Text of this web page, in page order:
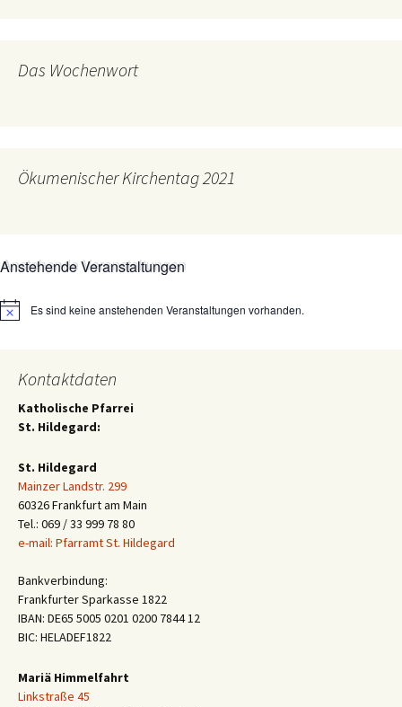
Das Wochenwort
Ökumenischer Kirchentag 2021
Anstehende Veranstaltungen
HinweisEs sind keine anstehenden Veranstaltungen vorhanden.
Kontaktdaten
Katholische Pfarrei
St. Hildegard:
St. Hildegard
Mainzer Landstr. 299
60326 Frankfurt am Main
Tel.: 069 / 33 999 78 80
e-mail: Pfarramt St. Hildegard
Bankverbindung:
Frankfurter Sparkasse 1822
IBAN: DE65 5005 0201 0200 7844 12
BIC: HELADEF1822
Mariä Himmelfahrt
Linkstraße 45